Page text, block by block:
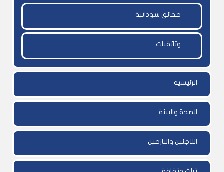
حقائق سودانية
وثائقيات
الرئيسية
الصحة والبيئة
اللاجئين والنازحين